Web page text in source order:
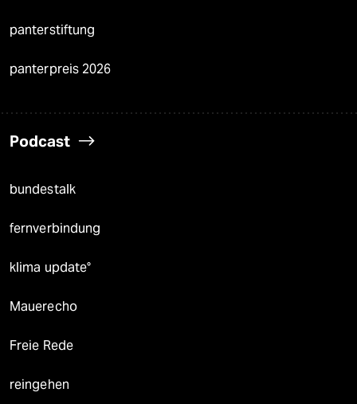
panterstiftung
panterpreis 2026
Podcast
bundestalk
fernverbindung
klima update°
Mauerecho
Freie Rede
reingehen